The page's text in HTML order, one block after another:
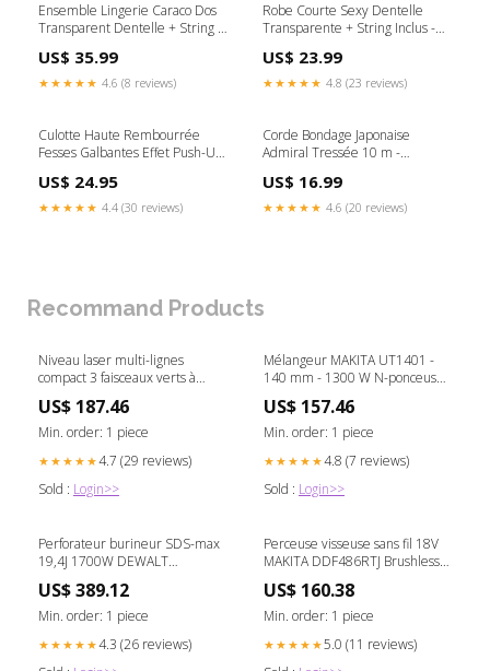
Ensemble Lingerie Caraco Dos
Transparent Dentelle + String -
US$ 35.99
★★★★★ 4.6 (8 reviews)
Robe Courte Sexy Dentelle
Transparente + String Inclus -
US$ 23.99
★★★★★ 4.8 (23 reviews)
Culotte Haute Rembourrée
Fesses Galbantes Effet Push-Up
US$ 24.95
★★★★★ 4.4 (30 reviews)
Corde Bondage Japonaise
Admiral Tressée 10 m -
US$ 16.99
★★★★★ 4.6 (20 reviews)
Recommand Products
Niveau laser multi-lignes
compact 3 faisceaux verts à
DCLE34031N-XJ N-decoupeuse-
riveteuse-sans-fil
US$ 187.46
Min. order: 1 piece
★★★★★4.7 (29 reviews)
Sold : Login>>
Mélangeur MAKITA UT1401 -
140 mm - 1300 W N-ponceuse-
US$ 157.46
Min. order: 1 piece
★★★★★4.8 (7 reviews)
Sold : Login>>
Perforateur burineur SDS-max
19,4J 1700W DEWALT
US$ 389.12
Min. order: 1 piece
★★★★★4.3 (26 reviews)
Perceuse visseuse sans fil 18V
MAKITA DDF486RTJ Brushless 2
US$ 160.38
Min. order: 1 piece
★★★★★5.0 (11 reviews)